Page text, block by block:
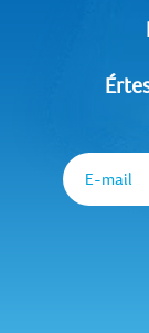
E-mail